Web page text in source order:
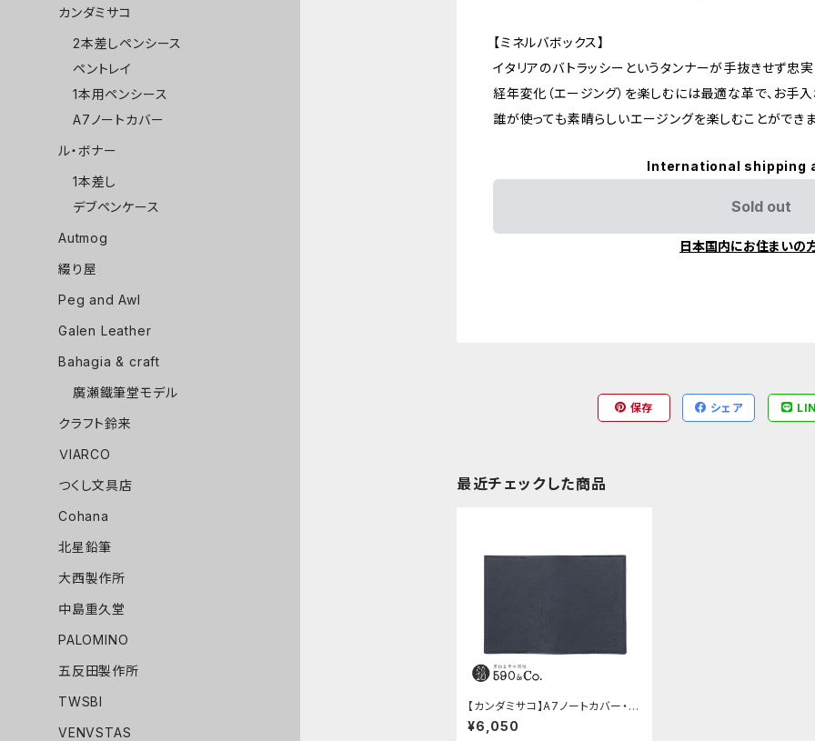
【ミネルバボックス】
イタリアのバトラッシーというタンナーが手抜きせず忠
経年変化（エージング）を楽しむには最適な革で、お手
誰が使っても素晴らしいエージングを楽しむことができま
International shipping
Sold out
日本国内にお住まいの
保存 シェア
最近チェックした商品
【カンダミサコ】A7ノートカバー・ミ
ネルバボックス (ネイビー)
¥6,050
カンダミサコ
2本差しペンシース
ペントレイ
1本用ペンシース
A7ノートカバー
ル・ボナー
1本差し
デブペンケース
Autmog
綴り屋
Peg and Awl
Galen Leather
Bahagia & craft
廣瀬鐵筆堂モデル
クラフト鈴来
ＶIARCO
つくし文具店
Cohana
北星鉛筆
大西製作所
中島重久堂
PALOMINO
五反田製作所
TWSBI
VENVSTAS